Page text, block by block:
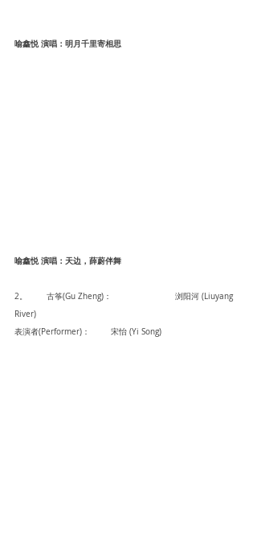
喻鑫悦 演唱：明月千里寄相思
喻鑫悦 演唱：天边，薛蔚伴舞
2。	古筝(Gu Zheng)： 		浏阳河 (Liuyang
表演者(Performer)：	宋怡 (Yi Song)